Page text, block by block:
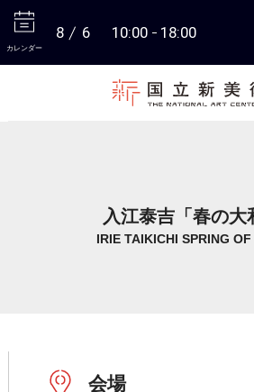
カレンダー
8 6 10:00 18:00
入江泰吉「春の大
IRIE TAIKICHI SPRING
会場